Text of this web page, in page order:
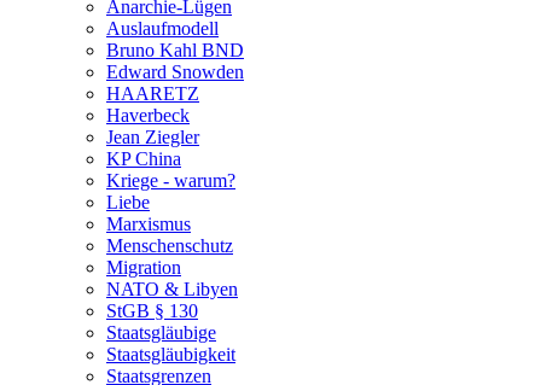
Anarchie-Lügen
Auslaufmodell
Bruno Kahl BND
Edward Snowden
HAARETZ
Haverbeck
Jean Ziegler
KP China
Kriege - warum?
Liebe
Marxismus
Menschenschutz
Migration
NATO & Libyen
StGB § 130
Staatsgläubige
Staatsgläubigkeit
Staatsgrenzen